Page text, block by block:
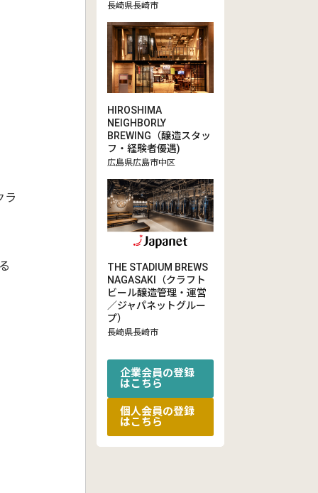
ラ
長崎県長崎市
HIROSHIMA
NEIGHBORLY
BREWING（醸造スタッ
フ・経験者優遇)
広島県広島市中区
THE STADIUM BREWS
NAGASAKI（クラフト
ビール醸造管理・運営
／ジャパネットグルー
プ）
長崎県長崎市
企業会員の登録
はこちら
個人会員の登録
はこちら